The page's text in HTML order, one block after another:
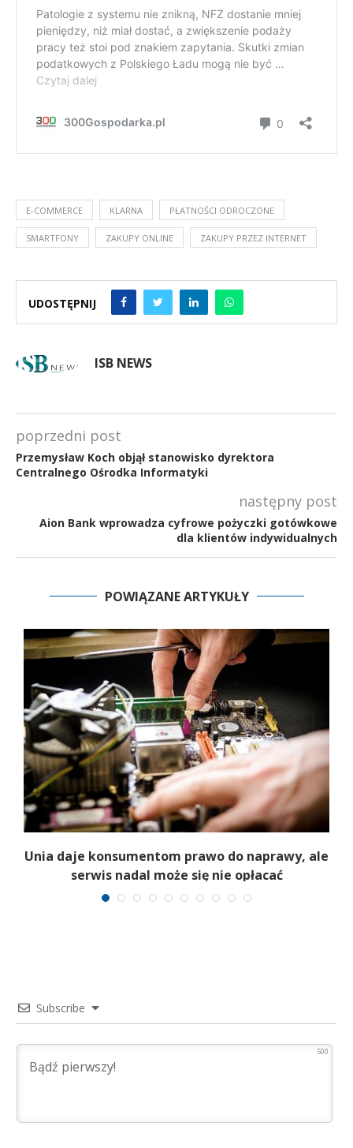
E-COMMERCE KLARNA PŁATNOŚCI ODROCZONE
SMARTFONY ZAKUPY ONLINE ZAKUPY PRZEZ INTERNET
UDOSTĘPNIJ
ISB NEWS
poprzedni post
Przemysław Koch objął stanowisko dyrektora
Centralnego Ośrodka Informatyki
następny post
Aion Bank wprowadza cyfrowe pożyczki gotówkowe
dla klientów indywidualnych
POWIĄZANE ARTYKUŁY
Unia daje konsumentom prawo do naprawy, ale
serwis nadal może się nie opłacać
Subscribe
500